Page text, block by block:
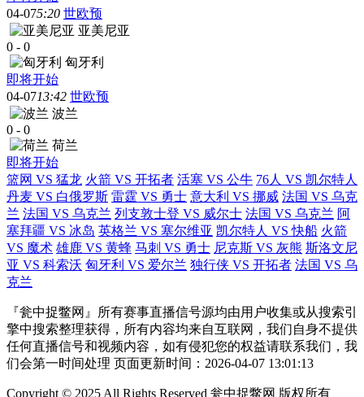
04-075:20 世欧预
亚美尼亚
0 - 0
匈牙利
即将开始
04-0713:42 世欧预
波兰
0 - 0
荷兰
即将开始
篮网 VS 猛龙 火箭 VS 开拓者 活塞 VS 公牛 76人 VS 凯尔特人
丹麦 VS 白俄罗斯 雷霆 VS 勇士 意大利 VS 挪威 法国 VS 乌克
兰 法国 VS 乌克兰 列支敦士登 VS 威尔士 法国 VS 乌克兰 阿
塞拜疆 VS 冰岛 英格兰 VS 塞尔维亚 凯尔特人 VS 快船 火箭
VS 魔术 雄鹿 VS 黄蜂 马刺 VS 勇士 尼克斯 VS 灰熊 斯洛文尼
亚 VS 科索沃 匈牙利 VS 爱尔兰 独行侠 VS 开拓者 法国 VS 乌
克兰
『瓮中捉鳖网』所有赛事直播信号源均由用户收集或从搜索引
擎中搜索整理获得，所有内容均来自互联网，我们自身不提供
任何直播信号和视频内容，如有侵犯您的权益请联系我们，我
们会第一时间处理 页面更新时间：2026-04-07 13:01:13
Copyright © 2025 All Rights Reserved 瓮中捉鳖网 版权所有